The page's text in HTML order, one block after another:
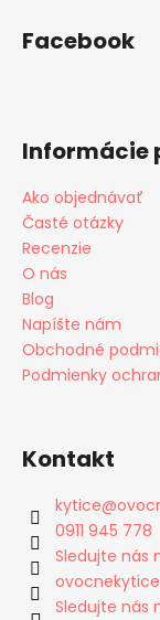
Facebook
Informácie
Ako objednávať
Časté otázky
Recenzie
O nás
Blog
Napíšte nám
Obchodné
Podmienky
Kontakt
kytice@
0911 945 778
Sledujte nás
Sledujte nás